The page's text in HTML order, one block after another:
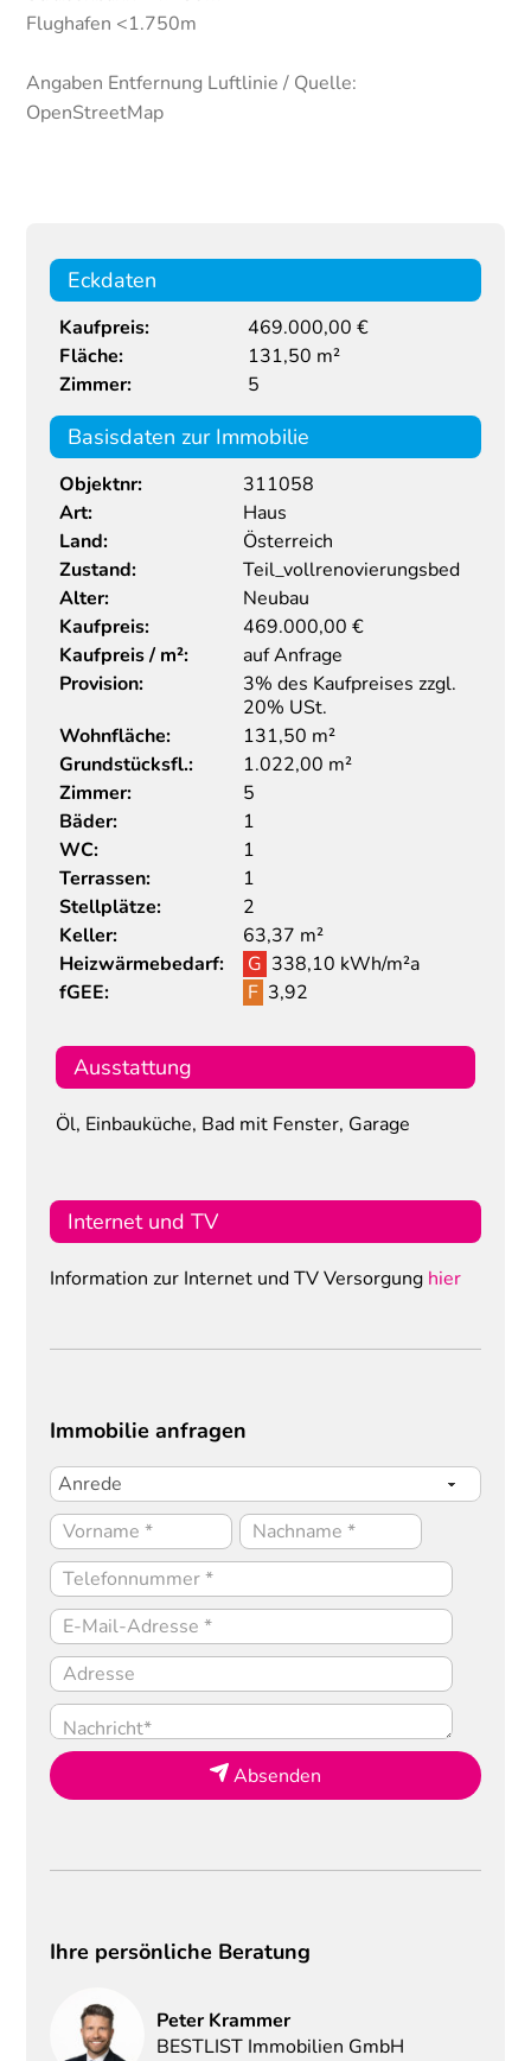
Flughafen <1.750m
Angaben Entfernung Luftlinie / Quelle:
OpenStreetMap
Eckdaten
Kaufpreis:
469.000,00 €
Fläche:
131,50 m²
Zimmer:
5
Basisdaten zur Immobilie
Objektnr:
311058
Art:
Haus
Land:
Österreich
Zustand:
Teil_vollrenovierungsbed
Alter:
Neubau
Kaufpreis:
469.000,00 €
Kaufpreis / m²:
auf Anfrage
Provision:
3% des Kaufpreises zzgl.
20% USt.
Wohnfläche:
131,50 m²
Grundstücksfl.:
1.022,00 m²
Zimmer:
5
Bäder:
1
WC:
1
Terrassen:
1
Stellplätze:
2
Keller:
63,37 m²
Heizwärmebedarf:
G 338,10 kWh/m²a
fGEE:
F 3,92
Ausstattung
Öl, Einbauküche, Bad mit Fenster, Garage
Internet und TV
Information zur Internet und TV Versorgung hier
Immobilie anfragen
Absenden
Ihre persönliche Beratung
Peter Krammer
BESTLIST Immobilien GmbH